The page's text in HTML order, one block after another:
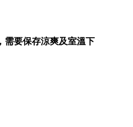
需要保存涼爽及室溫下